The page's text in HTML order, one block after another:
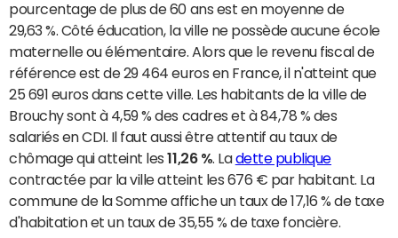
pourcentage de plus de 60 ans est en moyenne de
29,63 %. Côté éducation, la ville ne possède aucune école
maternelle ou élémentaire. Alors que le revenu fiscal de
référence est de 29 464 euros en France, il n'atteint que
25 691 euros dans cette ville. Les habitants de la ville de
Brouchy sont à 4,59 % des cadres et à 84,78 % des
salariés en CDI. Il faut aussi être attentif au taux de
chômage qui atteint les11,26 % . Ladette publique
contractée par la ville atteint les 676 € par habitant. La
commune de la Somme affiche un taux de 17,16 % de taxe
d'habitation et un taux de 35,55 % de taxe foncière.